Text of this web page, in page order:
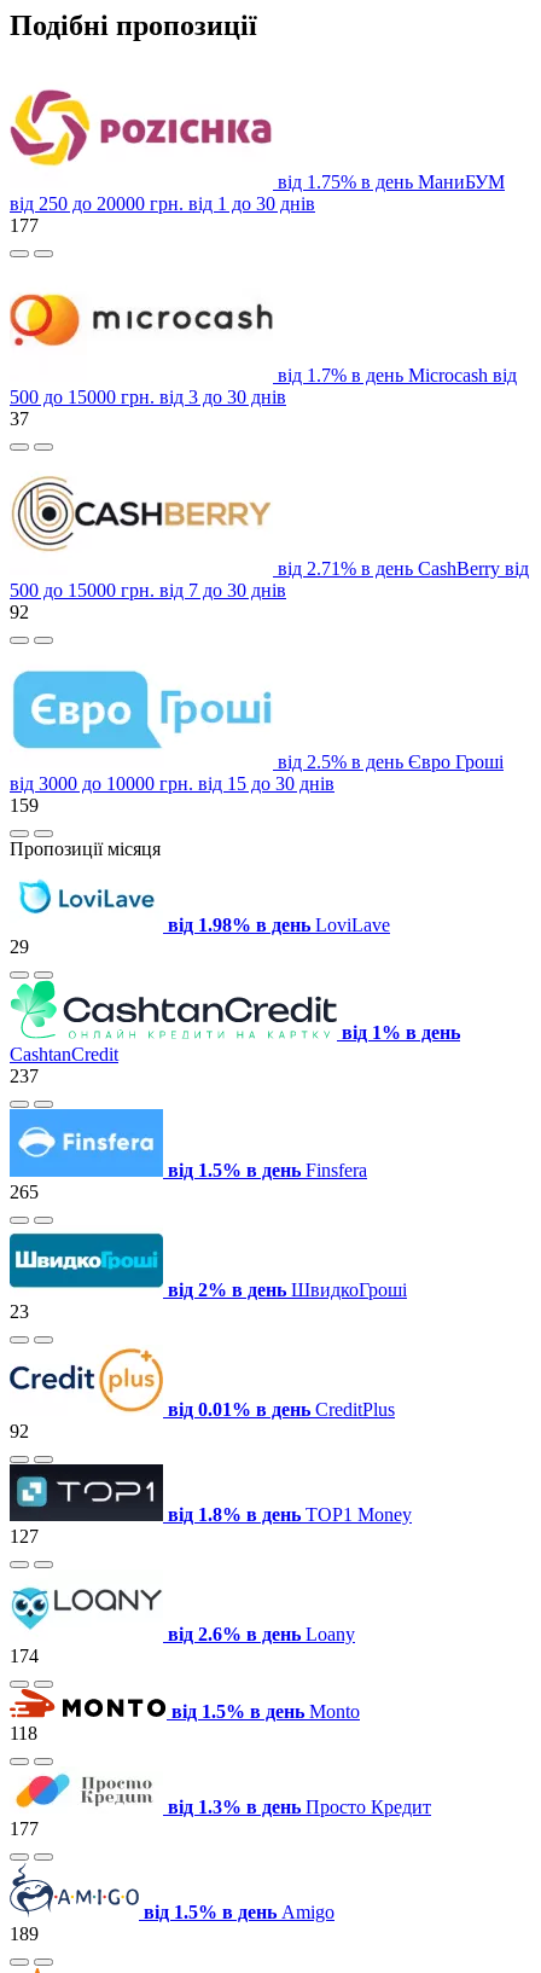
Подібні пропозиції
від 1.75% в день МаниБУМ
від 250 до 20000 грн. від 1 до 30 днів
177
від 1.7% в день Microcash від
500 до 15000 грн. від 3 до 30 днів
37
від 2.71% в день CashBerry від
500 до 15000 грн. від 7 до 30 днів
92
від 2.5% в день Євро Гроші
від 3000 до 10000 грн. від 15 до 30 днів
159
Пропозиції місяця
від 1.98% в день LoviLave
29
від 1% в день
CashtanCredit
237
від 1.5% в день Finsfera
265
від 2% в день ШвидкоГроші
23
від 0.01% в день CreditPlus
92
від 1.8% в день TOP1 Money
127
від 2.6% в день Loany
174
від 1.5% в день Monto
118
від 1.3% в день Просто Кредит
177
від 1.5% в день Amigo
189